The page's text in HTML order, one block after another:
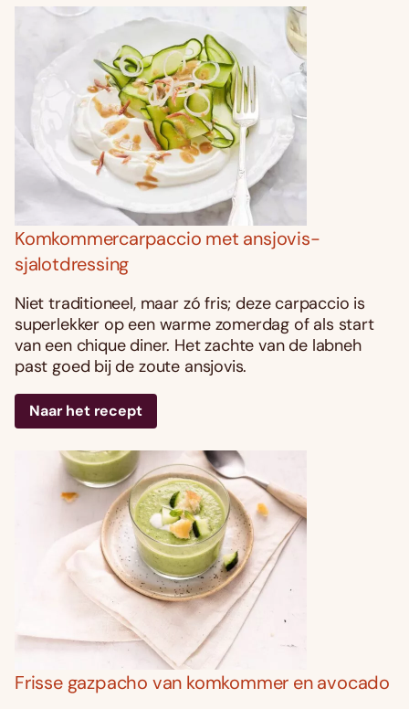
Komkommercarpaccio met ansjovis-
sjalotdressing
Niet traditioneel, maar zó fris; deze carpaccio is
superlekker op een warme zomerdag of als start
van een chique diner. Het zachte van de labneh
past goed bij de zoute ansjovis.
Naar het recept
Frisse gazpacho van komkommer en avocado